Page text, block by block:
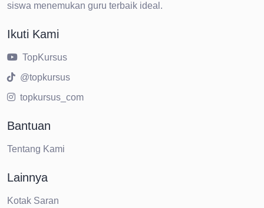
siswa menemukan guru terbaik ideal.
Ikuti Kami
TopKursus
@topkursus
topkursus_com
Bantuan
Tentang Kami
Lainnya
Kotak Saran